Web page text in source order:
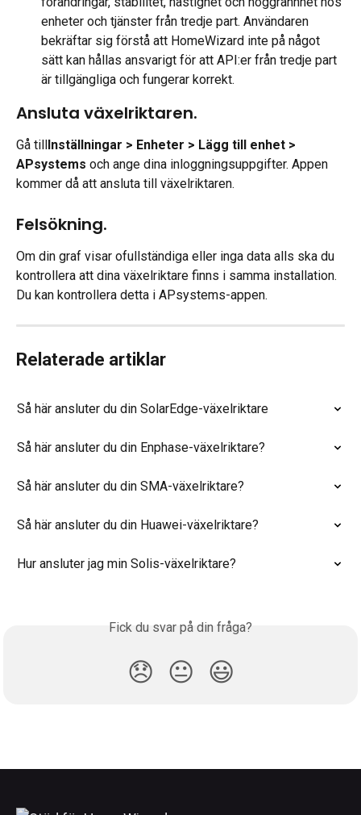
enheter och tjänster från tredje part. Användaren
bekräftar sig förstå att HomeWizard inte på något
sätt kan hållas ansvarigt för att API:er från tredje part
är tillgängliga och fungerar korrekt.
Ansluta växelriktaren.
Gå till
Inställningar > Enheter > Lägg till enhet >
APsystems och ange dina inloggningsuppgifter. Appen
kommer då att ansluta till växelriktaren.
Felsökning.
Om din graf visar ofullständiga eller inga data alls ska du
kontrollera att dina växelriktare finns i samma installation.
Du kan kontrollera detta i APsystems-appen.
Relaterade artiklar
Så här ansluter du din SolarEdge-växelriktare
Så här ansluter du din Enphase-växelriktare?
Så här ansluter du din SMA-växelriktare?
Så här ansluter du din Huawei-växelriktare?
Hur ansluter jag min Solis-växelriktare?
Fick du svar på din fråga?
😞 😐 😃